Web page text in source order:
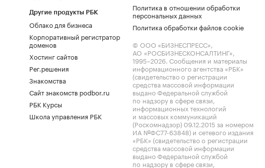
Другие продукты РБК
Облако для бизнеса
Корпоративный регистратор
доменов
Хостинг сайтов
Рег.решения
Знакомства
Сайт знакомств podbor.ru
РБК Курсы
Школа управления РБК
Политика в отношении обработки
персональных данных
Политика обработки файлов cookie
© ООО «БИЗНЕСПРЕСС»,
АО «РОСБИЗНЕСКОНСАЛТИНГ»,
1995–2026. Сообщения и материалы
информационного агентства «РБК»
(свидетельство о регистрации
средства массовой информации
выдано Федеральной службой
по надзору в сфере связи,
информационных технологий
и массовых коммуникаций
(Роскомнадзор) 09.12.2015 за номером
ИА №ФС77-63848) и сетевого издания
«РБК» (свидетельство о регистрации
средства массовой информации
выдано Федеральной службой
по надзору в сфере связи,